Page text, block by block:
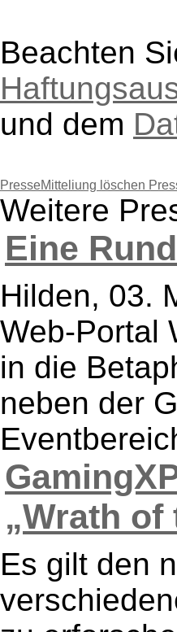
Beachten
und dem
PresseMitteliung löschen
Weitere
Eine
Hilden, 03.
Web-Portal
in die
neben der
„Wrath
Es gilt den